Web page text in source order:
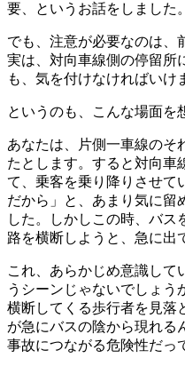
要、というお話をしました。
でも、注意が必要なのは、
実は、対向車線側の停留所
も、気を付けなければいけ
というのも、こんな場面を
あなたは、片側一車線のそ
たとします。すると対向車
て、乗客を乗り降りさせて
だから」と、あまり気に留
した。しかしこの時、バス
路を横断しようと、急に出
これ、あらかじめ意識して
うシーンじゃないでしょう
横断してくる歩行者を見落
が急にバスの陰から現れる
事故につながる危険性だっ